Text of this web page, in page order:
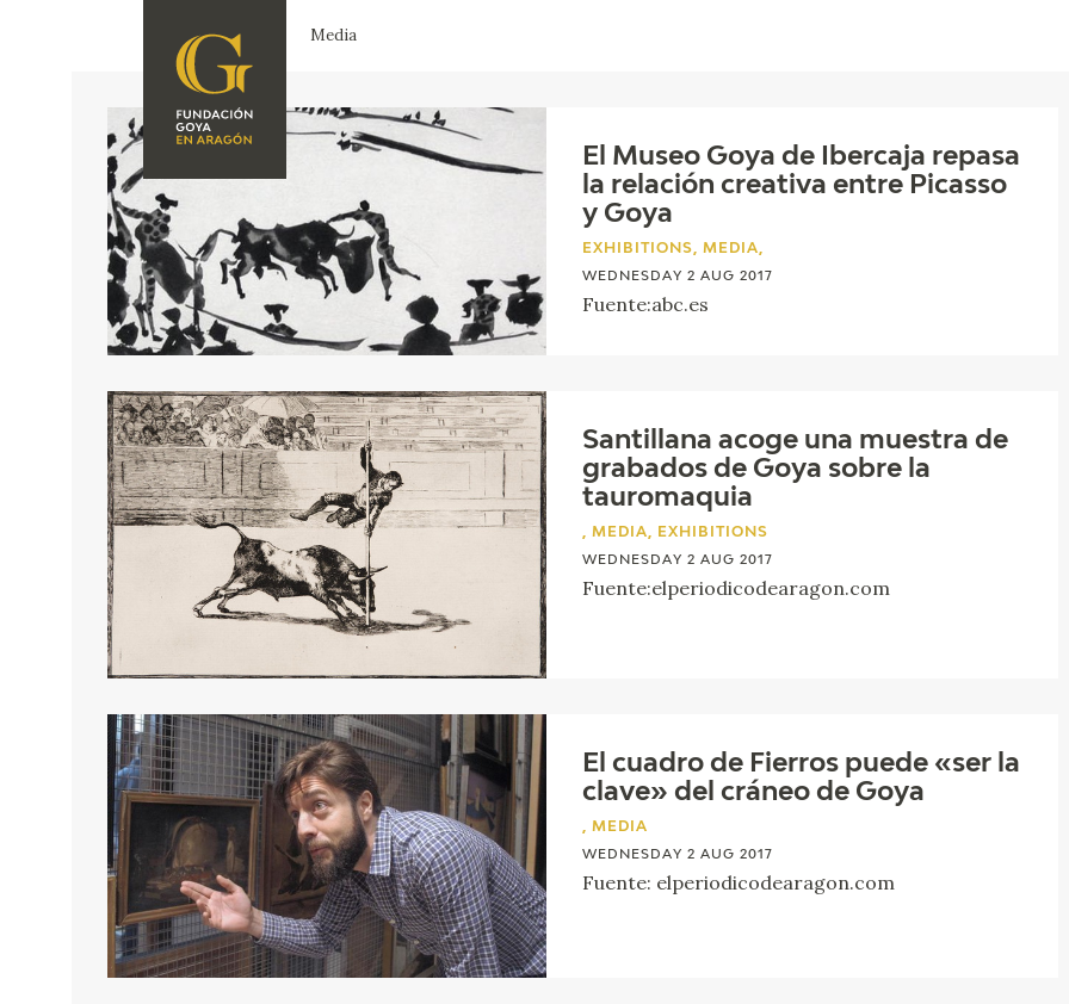
FOUNDATION
QUIENES
SOMOS
CIDG
CORPORATE
ACTION
SEDE
CONTACT
ACTIVIDADES
ACTUALIDAD
PREMIO ARAGÓN
GOYA
PUBLICACIONES
Media
El Museo Goya de Ibercaja repasa
la relación creativa entre Picasso
y Goya
EXHIBITIONS, MEDIA,
WEDNESDAY 2 AUG 2017
Fuente:abc.es
Santillana acoge una muestra de
grabados de Goya sobre la
tauromaquia
, MEDIA, EXHIBITIONS
WEDNESDAY 2 AUG 2017
Fuente:elperiodicodearagon.com
El cuadro de Fierros puede «ser la
clave» del cráneo de Goya
, MEDIA
WEDNESDAY 2 AUG 2017
Fuente: elperiodicodearagon.com